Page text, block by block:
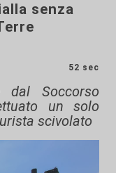
senza
52 sec
dal Soccorso
un solo
scivolato